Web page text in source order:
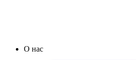
О нас